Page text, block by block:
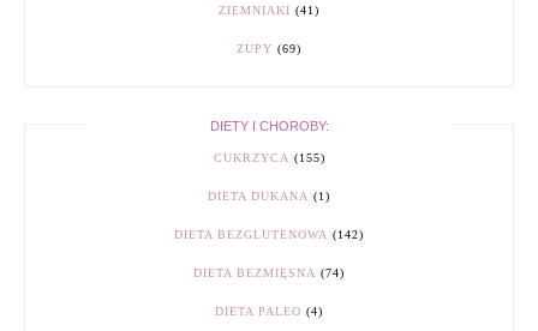
ZIEMNIAKI (41)
ZUPY (69)
DIETY I CHOROBY:
CUKRZYCA (155)
DIETA DUKANA (1)
DIETA BEZGLUTENOWA (142)
DIETA BEZMIĘSNA (74)
DIETA PALEO (4)